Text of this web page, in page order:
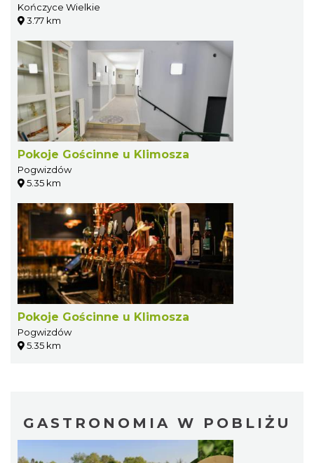
Kończyce Wielkie
3.77 km
Pokoje Gościnne u Klimosza
Pogwizdów
5.35 km
Pokoje Gościnne u Klimosza
Pogwizdów
5.35 km
GASTRONOMIA W POBLIŻU